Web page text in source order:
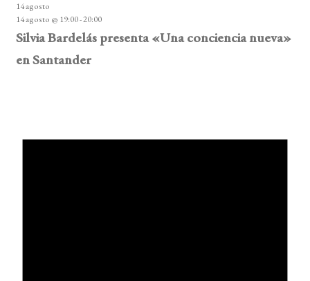
14 agosto
14 agosto @ 19:00-20:00
Silvia Bardelás presenta «Una conciencia nueva»
en Santander